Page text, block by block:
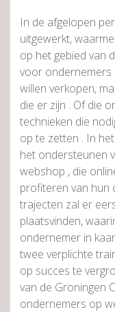
In de afgelopen
uitgewerkt,
op het gebied van
voor ondernemers
willen verkopen,
die er zijn . Of die
technieken die
op te zetten . In
het ondersteunen
webshop , die
profiteren van hun
trajecten zal er
plaatsvinden,
ondernemer in
twee verplichte
op succes te
van de Groningen
ondernemers op